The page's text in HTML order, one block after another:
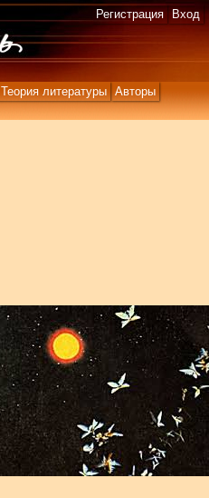
Теория литературы
Авторы
Регистрация Вход